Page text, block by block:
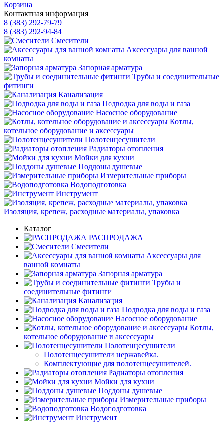
Корзина
Контактная информация
8 (383) 292-79-79
8 (383) 292-94-84
Смесители
Аксессуары для ванной
комнаты
Запорная арматура
Трубы и соединительные
фитинги
Канализация
Подводка для воды и газа
Насосное оборудование
Котлы,
котельное оборудование и аксессуары
Полотенцесушители
Радиаторы отопления
Мойки для кухни
Поддоны душевые
Измерительные приборы
Водоподготовка
Инструмент
Изоляция, крепеж, расходные материалы, упаковка
Каталог
РАСПРОДАЖА
Смесители
Аксессуары для
ванной комнаты
Запорная арматура
Трубы и
соединительные фитинги
Канализация
Подводка для воды и газа
Насосное оборудование
Котлы,
котельное оборудование и аксессуары
Полотенцесушители
Полотенцесушители нержавейка.
Комплектующие для полотенцесушителей.
Радиаторы отопления
Мойки для кухни
Поддоны душевые
Измерительные приборы
Водоподготовка
Инструмент